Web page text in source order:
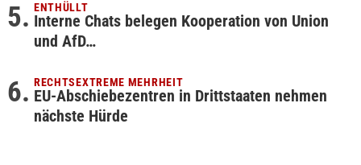
ENTHÜLLT
Interne Chats belegen Kooperation von Union
und AfD…
RECHTSEXTREME MEHRHEIT
EU-Abschiebezentren in Drittstaaten nehmen
nächste Hürde